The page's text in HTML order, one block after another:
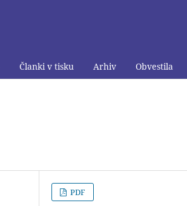
Članki v tisku Arhiv Obvestila
PDF